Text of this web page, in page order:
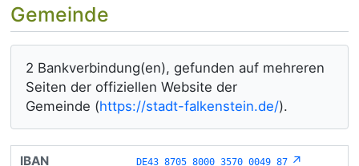
Gemeinde
2 Bankverbindung(en), gefunden auf mehreren
Seiten der offiziellen Website der
Gemeinde (https://stadt-falkenstein.de/).
DE43 8705 8000 3570 0049 87↗